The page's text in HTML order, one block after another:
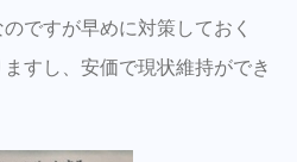
ですが早めに対策しておく
すし、安価で現状維持ができ